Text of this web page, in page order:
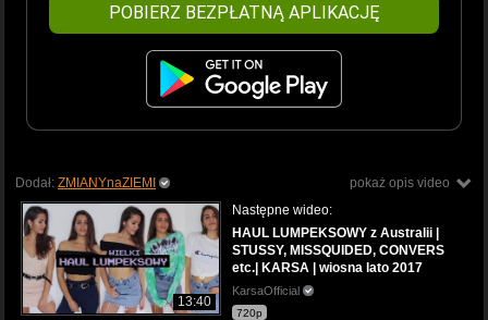
POBIERZ BEZPŁATNĄ APLIKACJĘ
pokaż opis video
Dodał: ZMIANYnaZIEMI
13:40
Następne wideo:
HAUL LUMPEKSOWY z Australii |
STUSSY, MISSQUIDED, CONVERS
etc.| KARSA | wiosna lato 2017
KarsaOfficial
720p